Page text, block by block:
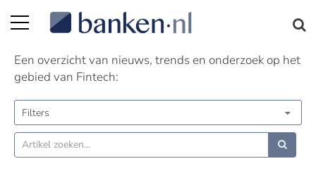
Fintech nieuws | Pagina 14
Een overzicht van nieuws, trends en onderzoek op het
gebied van Fintech:
Filters